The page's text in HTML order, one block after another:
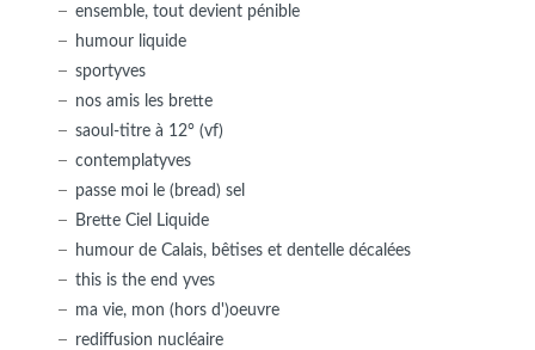
ensemble, tout devient pénible
humour liquide
sportyves
nos amis les brette
saoul-titre à 12° (vf)
contemplatyves
passe moi le (bread) sel
Brette Ciel Liquide
humour de Calais, bêtises et dentelle décalées
this is the end yves
ma vie, mon (hors d')oeuvre
rediffusion nucléaire